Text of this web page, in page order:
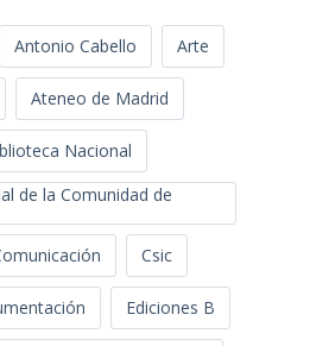
Antonio Cabello Arte
Ateneo de Madrid
Nacional
de la Comunidad de
Csic
Ediciones B